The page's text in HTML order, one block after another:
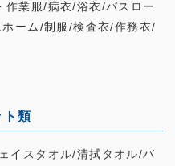
作業服/病衣/浴衣/バスロー
ーム/制服/検査衣/作務衣/
ト類
イスタオル/清拭タオル/バ